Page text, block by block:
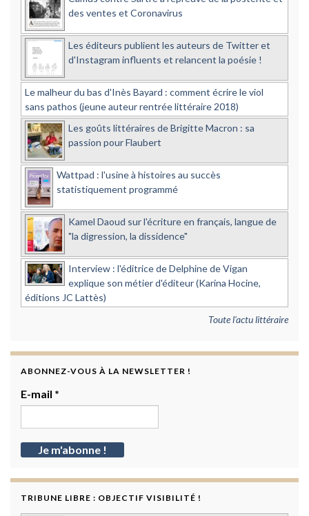
des ventes et Coronavirus
Les éditeurs publient les auteurs de Twitter et
d'Instagram influents et relancent la poésie !
Le malheur du bas d'Inès Bayard : comment écrire le viol
sans pathos (jeune auteur rentrée littéraire 2018)
Les goûts littéraires de Brigitte Macron : sa
passion pour Flaubert
Wattpad : l'usine à histoires au succès
statistiquement programmé
Kamel Daoud sur l'écriture en français, langue de
"la digression, la dissidence"
Interview : l'éditrice de Delphine de Vigan
explique son métier d'éditeur (Karina Hocine,
éditions JC Lattès)
Toute l'actu littéraire
ABONNEZ-VOUS À LA NEWSLETTER !
E-mail *
TRIBUNE LIBRE : OBJECTIF VISIBILITÉ !